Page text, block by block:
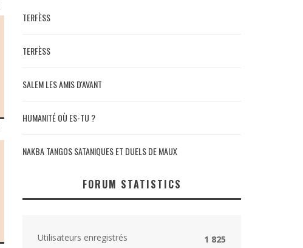
TERFÈSS
TERFÈSS
SALEM LES AMIS D'AVANT
HUMANITÉ OÙ ES-TU ?
NAKBA TANGOS SATANIQUES ET DUELS DE MAUX
FORUM STATISTICS
Utilisateurs enregistrés
1 825